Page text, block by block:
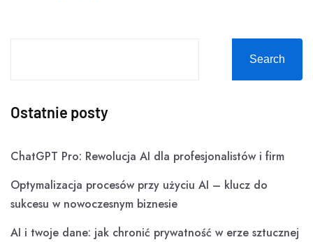
Search
Ostatnie posty
ChatGPT Pro: Rewolucja AI dla profesjonalistów i firm
Optymalizacja procesów przy użyciu AI – klucz do
sukcesu w nowoczesnym biznesie
AI i twoje dane: jak chronić prywatność w erze sztucznej